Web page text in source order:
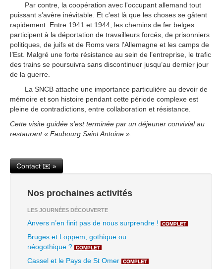
Par contre, la coopération avec l'occupant allemand tout
puissant s’avère inévitable. Et c'est là que les choses se gâtent
rapidement. Entre 1941 et 1944, les chemins de fer belges
participent à la déportation de travailleurs forcés, de prisonniers
politiques, de juifs et de Roms vers l’Allemagne et les camps de
l’Est. Malgré une forte résistance au sein de l’entreprise, le trafic
des trains se poursuivra sans discontinuer jusqu’au dernier jour
de la guerre.
La SNCB attache une importance particulière au devoir de
mémoire et son histoire pendant cette période complexe est
pleine de contradictions, entre collaboration et résistance.
Cette visite guidée s'est terminée par un déjeuner convivial au
restaurant « Faubourg Saint Antoine ».
Contact ✉️ »
Nos prochaines activités
LES JOURNÉES DÉCOUVERTE
Anvers n’en finit pas de nous surprendre ! COMPLET
Bruges et Loppem, gothique ou
néogothique ?
COMPLET
Cassel et le Pays de St Omer COMPLET